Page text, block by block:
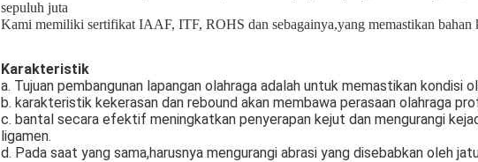
sepuluh juta
Kami memiliki sertifikat IAAF, ITF, ROHS dan sebagainya,yang memastikan bahan
Karakteristik
a. Tujuan pembangunan lapangan olahraga adalah untuk memastikan kondisi
b. karakteristik kekerasan dan rebound akan membawa perasaan olahraga
c. bantal secara efektif meningkatkan penyerapan kejut dan mengurangi
ligamen.
d. Pada saat yang sama,harusnya mengurangi abrasi yang disebabkan oleh